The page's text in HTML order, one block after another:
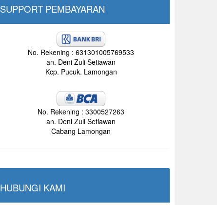
SUPPORT PEMBAYARAN
No. Rekening : 631301005769533
an. Deni Zuli Setiawan
Kcp. Pucuk. Lamongan
No. Rekening : 3300527263
an. Deni Zuli Setiawan
Cabang Lamongan
HUBUNGI KAMI